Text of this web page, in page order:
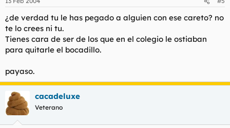
¿de verdad tu le has pegado a alguien con ese careto? no
te lo crees ni tu.
Tienes cara de ser de los que en el colegio le ostiaban
para quitarle el bocadillo.
payaso.
cacadeluxe
Veterano